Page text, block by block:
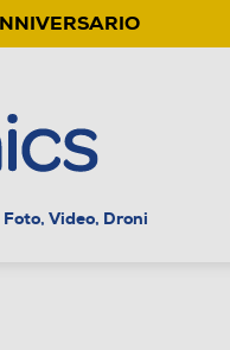
Foto, Video, Droni